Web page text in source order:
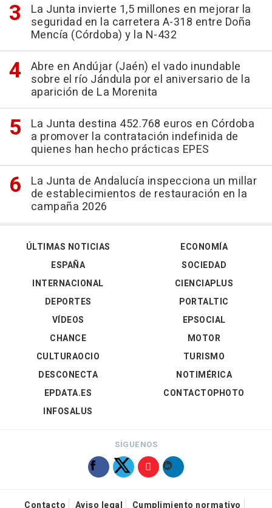
La Junta invierte 1,5 millones en mejorar la
seguridad en la carretera A-318 entre Doña
Mencía (Córdoba) y la N-432
Abre en Andújar (Jaén) el vado inundable
sobre el río Jándula por el aniversario de la
aparición de La Morenita
La Junta destina 452.768 euros en Córdoba
a promover la contratación indefinida de
quienes han hecho prácticas EPES
La Junta de Andalucía inspecciona un millar
de establecimientos de restauración en la
campaña 2026
ÚLTIMAS NOTICIAS
ESPAÑA
INTERNACIONAL
DEPORTES
VÍDEOS
ECONOMÍA
SOCIEDAD
CIENCIAPLUS
PORTALTIC
EPSOCIAL
CHANCE
CULTURAOCIO
DESCONECTA
EPDATA.ES
INFOSALUS
MOTOR
TURISMO
NOTIMÉRICA
CONTACTOPHOTO
SÍGUENOS
Contacto Aviso legal Cumplimiento normativo